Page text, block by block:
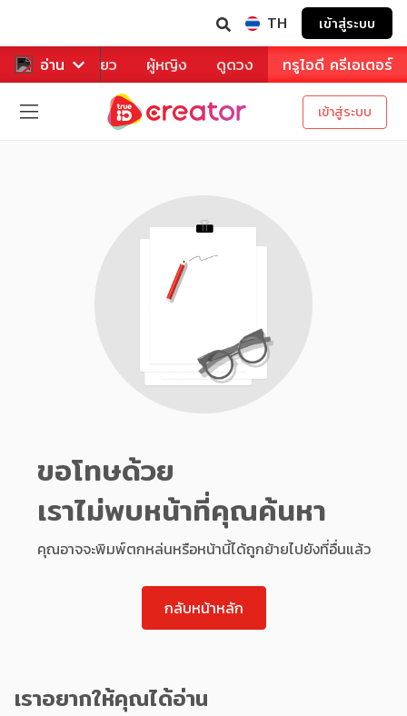
TH เข้าสู่ระบบ
อ่าน
หาร ท่องเที่ยว ผู้หญิง ดูดวง ทรูไอดี ครีเอเตอร์
เข้าสู่ระบบ
ขอโทษด้วย
เราไม่พบหน้าที่คุณค้นหา
คุณอาจจะพิมพ์ตกหล่นหรือหน้านี้ได้ถูกย้ายไปยังที่อื่นแล้ว
กลับหน้าหลัก
เราอยากให้คุณได้อ่าน